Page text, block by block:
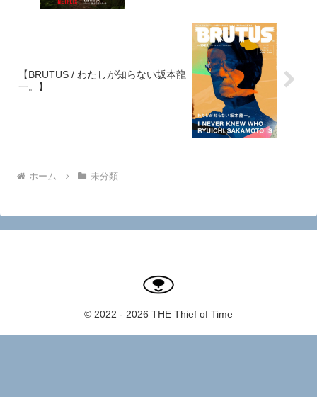
【BRUTUS / わたしが知らない坂本龍
一。】
ホーム 未分類
© 2022 - 2026 THE Thief of Time